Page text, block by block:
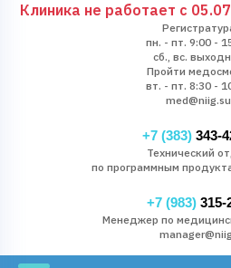
Клиника не работает с
пн. - пт. 9:00 -
сб., вс.
Пройти
вт. - пт. 8:30 -
med@niig.su
+7 (383)343-
Технический
по программным
+7 (983)315-
Менеджер по